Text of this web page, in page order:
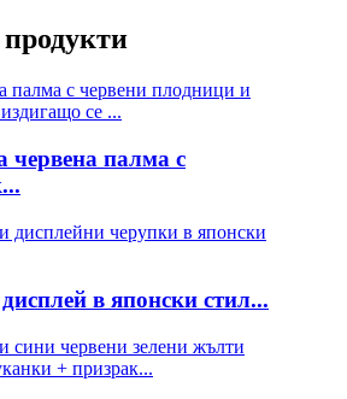
червена палма с
в японски стил...